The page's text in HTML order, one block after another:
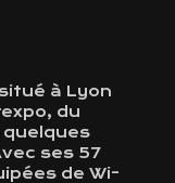
à Lyon
du
ses 57
de Wi-